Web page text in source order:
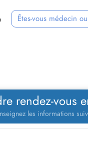
Êtes-vous médecin
rendez-vous
les informations